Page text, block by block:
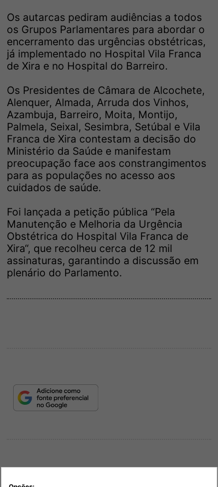
Os autarcas pediram audiências a todos
os Grupos Parlamentares para abordar o
encerramento das urgências obstétricas,
já implementado no Hospital Vila Franca
de Xira e no Hospital do Barreiro.
Os Presidentes de Câmara de Alcochete,
Alenquer, Almada, Arruda dos Vinhos,
Azambuja, Barreiro, Moita, Montijo,
Palmela, Seixal, Sesimbra, Setúbal e Vila
Franca de Xira contestam a decisão do
Ministério da Saúde e manifestam
preocupação face aos constrangimentos
para as populações no acesso aos
cuidados de saúde.
Foi lançada a petição pública “Pela
Manutenção e Melhoria da Urgência
Obstétrica do Hospital Vila Franca de
Xira“, que recolheu cerca de 12 mil
assinaturas, garantindo a discussão em
plenário do Parlamento.